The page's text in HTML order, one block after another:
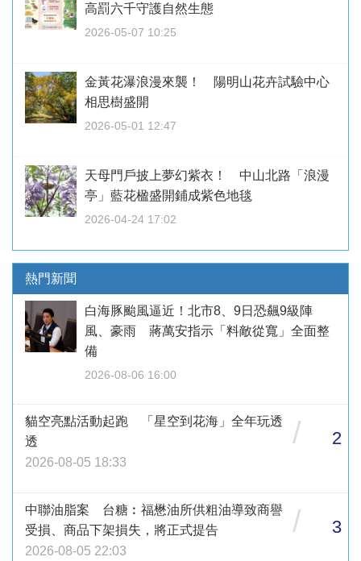
高罰六千守護自然生態
2026-05-07 10:25
金黃花瀑浪漫來襲！ 陽明山花卉試驗中心
相思樹盛開
2026-05-01 12:47
天母門戶披上夢幻紫衣！ 中山北路「浪漫
亭」藍花楹盛開鋪成紫色地毯
2026-04-24 17:02
熱門新聞
白海豚颱風逼近！北市8、9日恐飆9級陣
風、豪雨 蔣萬安指示「料敵從寬」全面整
備
2026-08-06 16:00
貓空亮點活動起跑 「星空到花海」全年玩透
透
2026-08-05 18:33
/ 2
中聯油脂案 台糖︰福懋油所供粗油導致商譽
受損、商品下架損失，將正式提告
2026-08-05 22:03
/ 3